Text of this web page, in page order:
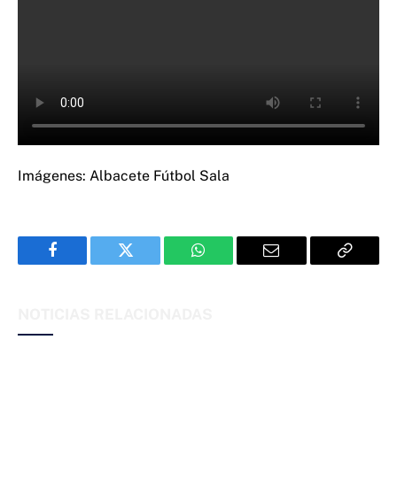
Imágenes: Albacete Fútbol Sala
Facebook Twitter WhatsApp Email
Copy